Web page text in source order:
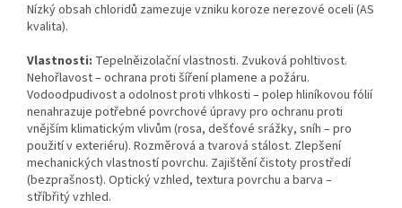
Nízký obsah chloridů zamezuje vzniku koroze nerezové oceli (AS
kvalita).
Vlastnosti: Tepelněizolační vlastnosti. Zvuková pohltivost.
Nehořlavost – ochrana proti šíření plamene a požáru.
Vodoodpudivost a odolnost proti vlhkosti – polep hliníkovou fólií
nenahrazuje potřebné povrchové úpravy pro ochranu proti
vnějším klimatickým vlivům (rosa, dešťové srážky, sníh – pro
použití v exteriéru). Rozměrová a tvarová stálost. Zlepšení
mechanických vlastností povrchu. Zajištění čistoty prostředí
(bezprašnost). Optický vzhled, textura povrchu a barva –
stříbřitý vzhled.